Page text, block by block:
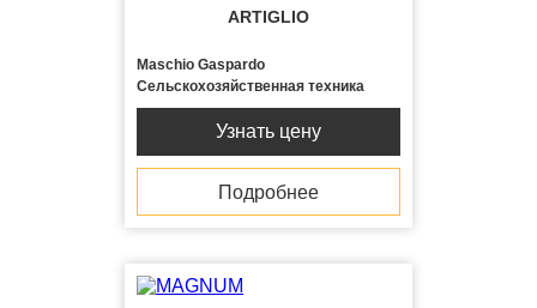
ARTIGLIO
Maschio Gaspardo
Сельскохозяйственная техника
Узнать цену
Подробнее